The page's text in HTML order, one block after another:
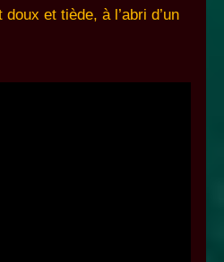
et tiède, à l’abri d’un